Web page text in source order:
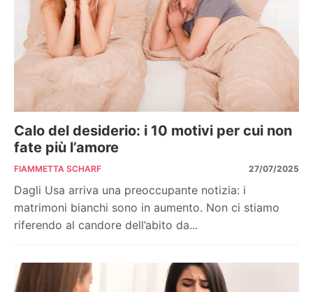
Calo del desiderio: i 10 motivi per cui non
fate più l’amore
FIAMMETTA SCHARF 27/07/2025
Dagli Usa arriva una preoccupante notizia: i
matrimoni bianchi sono in aumento. Non ci stiamo
riferendo al candore dell’abito da...